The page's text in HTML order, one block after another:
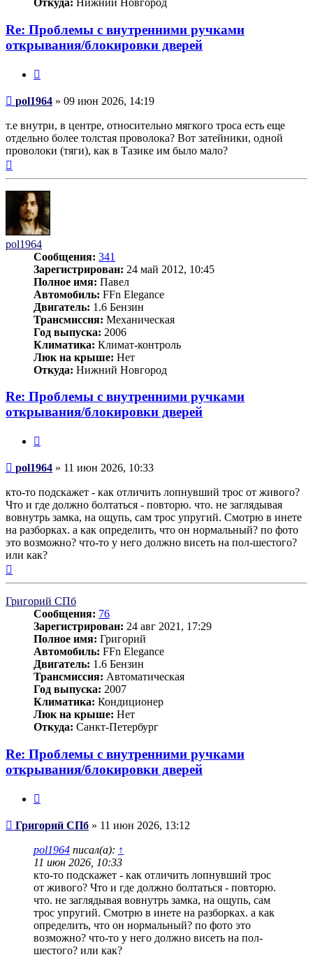
Откуда: Нижний Новгород
Re: Проблемы с внутренними ручками
открывания/блокировки дверей
Сообщение
pol1964 » 09 июн 2026, 14:19
т.е внутри, в центре, относительно мягкого троса есть еще
отдельно более толстая проволока? Вот затейники, одной
проволоки (тяги), как в Тазике им было мало?
pol1964
Сообщения: 341
Зарегистрирован: 24 май 2012, 10:45
Полное имя: Павел
Автомобиль: FFn Elegance
Двигатель: 1.6 Бензин
Трансмиссия: Механическая
Год выпуска: 2006
Климатика: Климат-контроль
Люк на крыше: Нет
Откуда: Нижний Новгород
Re: Проблемы с внутренними ручками
открывания/блокировки дверей
Сообщение
pol1964 » 11 июн 2026, 10:33
кто-то подскажет - как отличить лопнувший трос от живого?
Что и где должно болтаться - повторю. что. не заглядывая
вовнутрь замка, на ощупь, сам трос упругий. Смотрю в инете
на разборках. а как определить, что он нормальный? по фото
это возможно? что-то у него должно висеть на пол-шестого?
или как?
Григорий СПб
Сообщения: 76
Зарегистрирован: 24 авг 2021, 17:29
Полное имя: Григорий
Автомобиль: FFn Elegance
Двигатель: 1.6 Бензин
Трансмиссия: Автоматическая
Год выпуска: 2007
Климатика: Кондиционер
Люк на крыше: Нет
Откуда: Санкт-Петербург
Re: Проблемы с внутренними ручками
открывания/блокировки дверей
Сообщение
Григорий СПб » 11 июн 2026, 13:12
pol1964 писал(а): ↑
11 июн 2026, 10:33
кто-то подскажет - как отличить лопнувший трос
от живого? Что и где должно болтаться - повторю.
что. не заглядывая вовнутрь замка, на ощупь, сам
трос упругий. Смотрю в инете на разборках. а как
определить, что он нормальный? по фото это
возможно? что-то у него должно висеть на пол-
шестого? или как?